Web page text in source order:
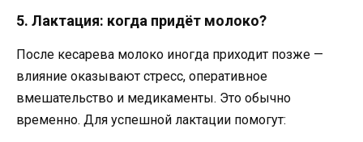
5. Лактация: когда придёт молоко?
После кесарева молоко иногда приходит позже —
влияние оказывают стресс, оперативное
вмешательство и медикаменты. Это обычно
временно. Для успешной лактации помогут: